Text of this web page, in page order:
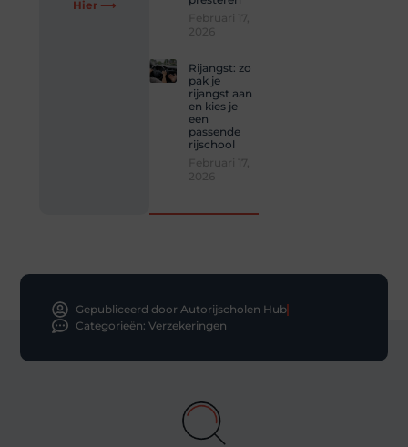
Rijangst: zo
pak je
rijangst aan
en kies je
een
passende
rijschool
Hier ⟶
Gepubliceerd door Autorijscholen Hub
Categorieën: Verzekeringen